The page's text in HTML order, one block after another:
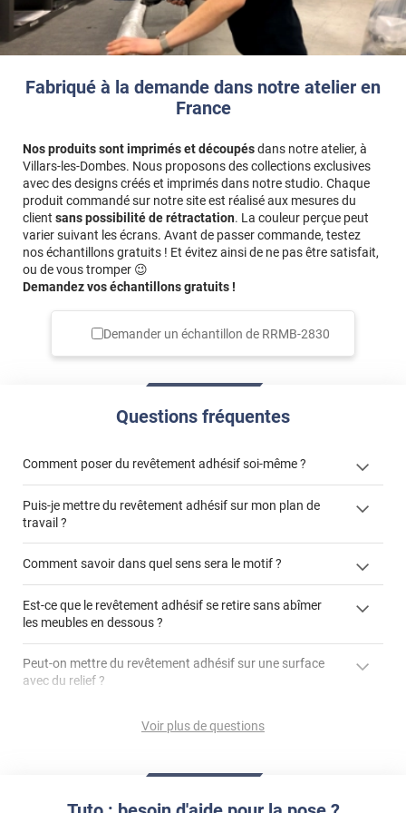
Fabriqué à la demande dans notre atelier en
France
Nos produits sont imprimés et découpésdans notre atelier, à
Villars-les-Dombes. Nous proposons des collections exclusives
avec des designs créés et imprimés dans notre studio. Chaque
produit commandé sur notre site est réalisé aux mesures du
client sans possibilité de rétractation. La couleur perçue peut
varier suivant les écrans. Avant de passer commande, testez
nos échantillons gratuits ! Et évitez ainsi de ne pas être satisfait,
ou de vous tromper 😉
Demandez vos échantillons gratuits !
Demander un échantillon de RRMB-2830
Questions fréquentes
Comment poser du revêtement adhésif soi-même ?
« Comment poser un revêtement adhésif ? »
Puis-je mettre du revêtement adhésif sur mon plan de
travail ?
"Peut-on installer du
Comment savoir dans quel sens sera le motif ?
Est-ce que le revêtement adhésif se retire sans abîmer
les meubles en dessous ?
Utiliser une solution de dépose pour annuler l'action de la
S'aider d'un décapeur thermique : la colle va ramollir le film
Peut-on mettre du revêtement adhésif sur une surface
avec du relief ?
Peut-on mettre du revêtement adhésif sur du carrelage
Comment poser du revêtement adhésif dans les angles
Voir plus de questions
cm, vous devez saisir64 x 84 cm (60+2+2 et 80+2+2).